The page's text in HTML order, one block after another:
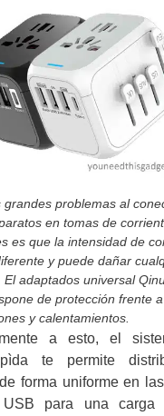
grandes problemas al
en tomas de
es que la intensidad de
y puede dañar
El adaptados universal
de protección frente a
y calentamientos.
a esto, el
te permite
forma uniforme en
USB para una carga